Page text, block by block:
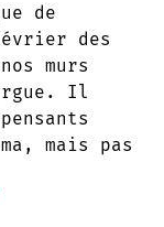
de
des
murs
Il
mais pas